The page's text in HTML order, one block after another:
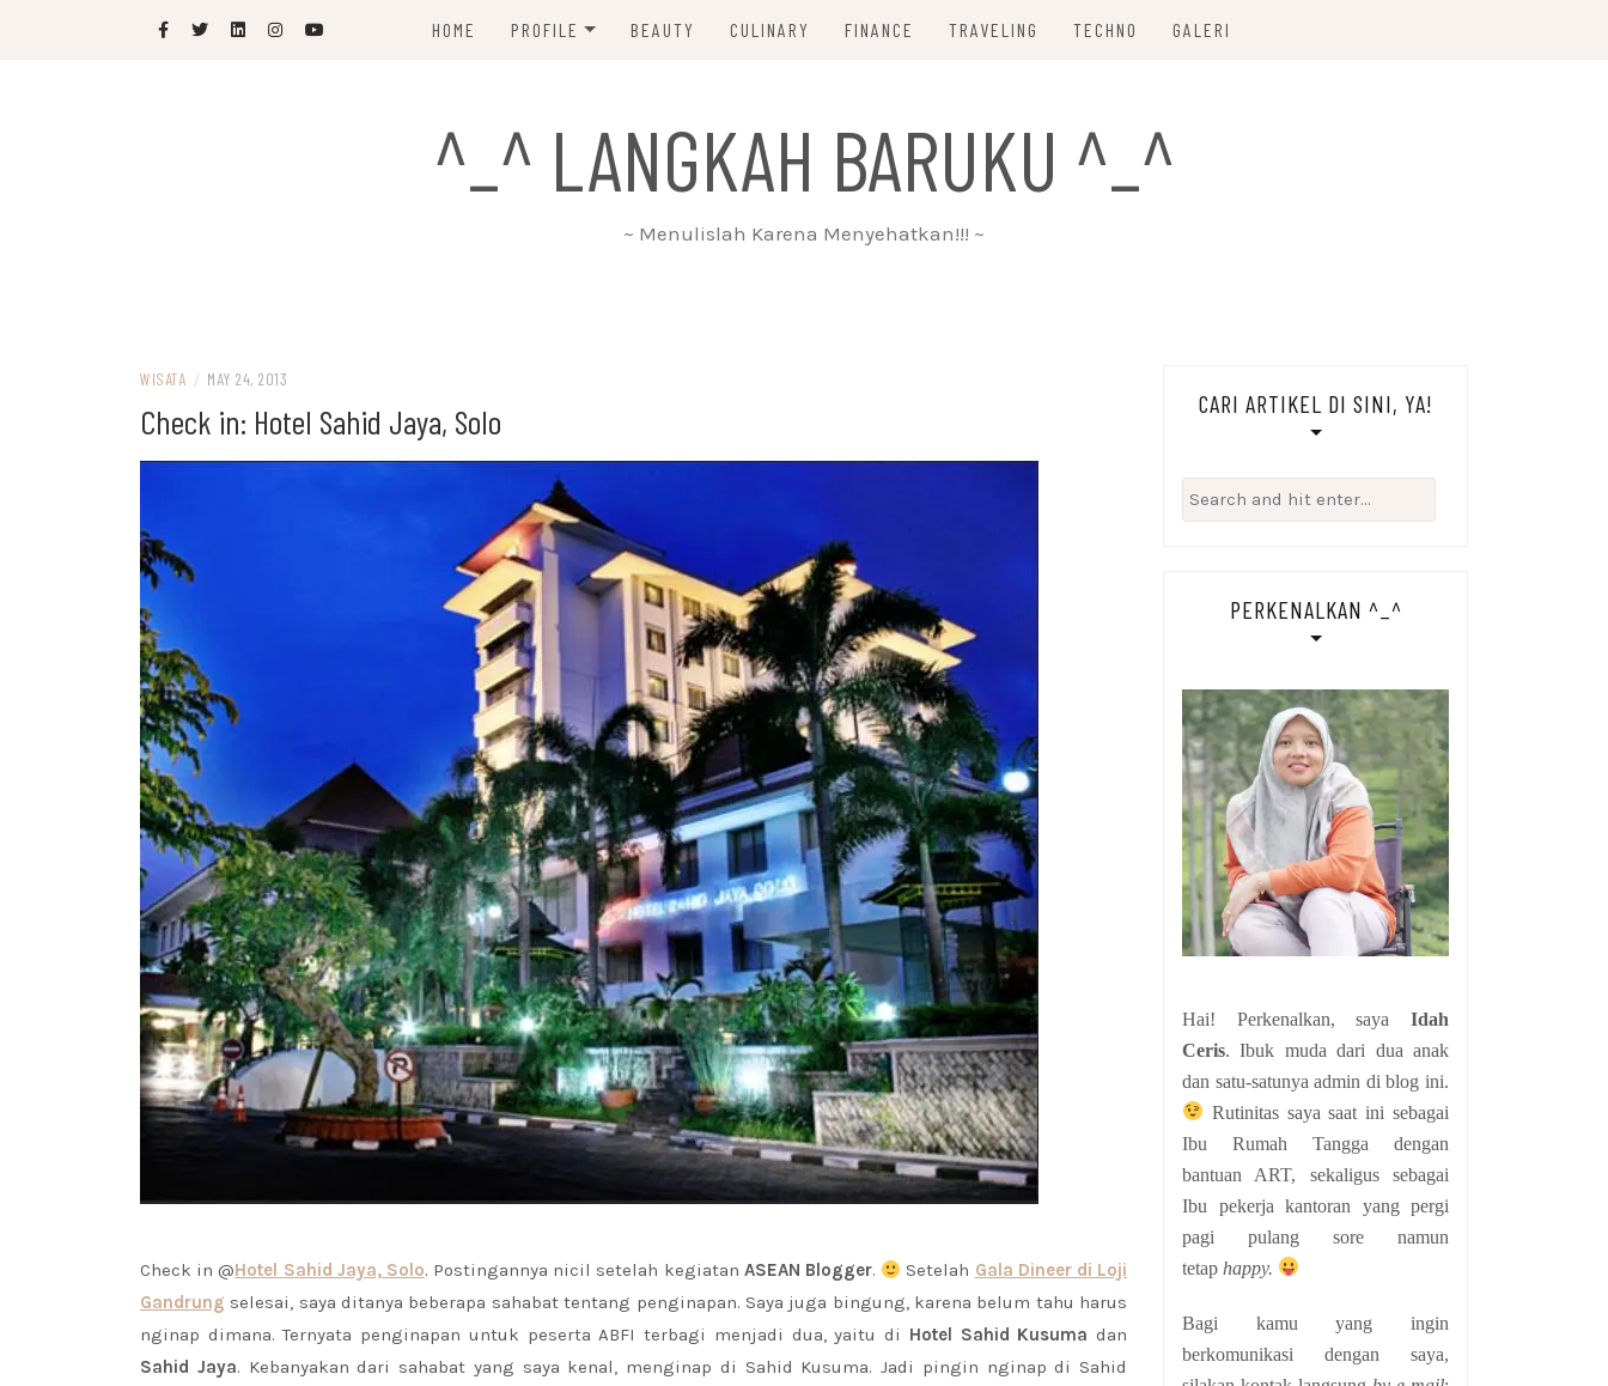
HOME PROFILE
DISCLAIMER
PRIVACY POLICY
BEAUTY CULINARY FINANCE TRAVELING TECHNO GALERI
^_^ LANGKAH BARUKU ^_^
~ Menulislah Karena Menyehatkan!!! ~
WISATA / MAY 24, 2013
Check in: Hotel Sahid Jaya, Solo
Check in @Hotel Sahid Jaya, Solo. Postingannya nicil setelah kegiatan ASEAN Blogger. Setelah Gala Dineer di Loji
Gandrung selesai, saya ditanya beberapa sahabat tentang penginapan. Saya juga bingung, karena belum tahu harus
nginap dimana. Ternyata penginapan untuk peserta ABFI terbagi menjadi dua, yaitu di Hotel Sahid Kusuma dan
Sahid Jaya. Kebanyakan dari sahabat yang saya kenal, menginap di Sahid Kusuma. Jadi pingin nginap di Sahid
CARI ARTIKEL DI SINI, YA!
Search
for:
PERKENALKAN ^_^
Hai! Perkenalkan, saya Idah
Ceris. Ibuk muda dari dua anak
dan satu-satunya admin di blog ini.
Rutinitas saya saat ini sebagai
Ibu Rumah Tangga dengan
bantuan ART, sekaligus sebagai
Ibu pekerja kantoran yang pergi
pagi pulang sore namun
tetap happy.
Bagi kamu yang ingin
berkomunikasi dengan saya,